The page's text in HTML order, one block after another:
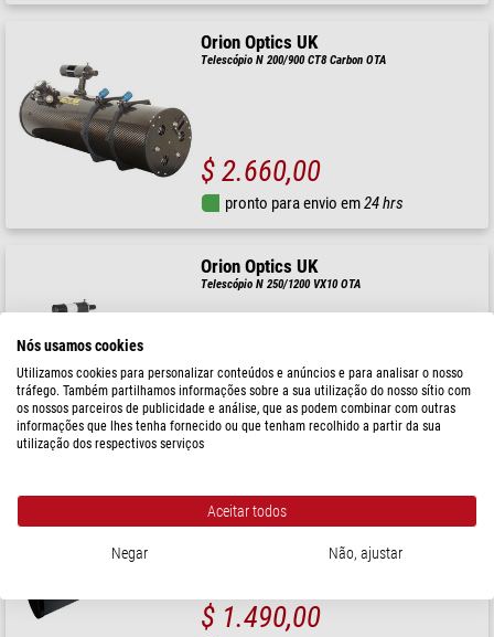
Orion Optics UK
Telescópio N 200/900 CT8 Carbon OTA
$ 2.660,00
pronto para envio em24 hrs
Orion Optics UK
Telescópio N 250/1200 VX10 OTA
Nosso preço:
$ 1.270,00
pronto para envio em24 hrs
Telescópio N 250/1200 IDEAL10 OTA
$ 1.490,00
Nós usamos cookies
Utilizamos cookies para personalizar conteúdos e anúncios e para analisar o nosso
tráfego. Também partilhamos informações sobre a sua utilização do nosso sítio com
os nossos parceiros de publicidade e análise, que as podem combinar com outras
informações que lhes tenha fornecido ou que tenham recolhido a partir da sua
utilização dos respectivos serviços
Aceitar todos
Negar Não, ajustar